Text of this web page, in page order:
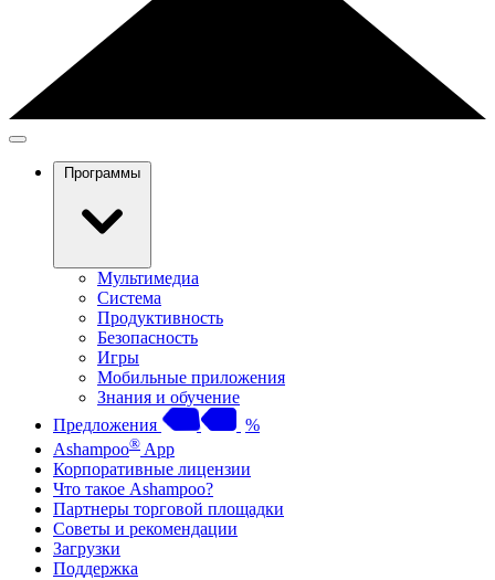
Программы
Мультимедиа
Система
Продуктивность
Безопасность
Игры
Мобильные приложения
Знания и обучение
Предложения
%
Ashampoo® App
Корпоративные лицензии
Что такое Ashampoo?
Партнеры торговой площадки
Советы и рекомендации
Загрузки
Поддержка